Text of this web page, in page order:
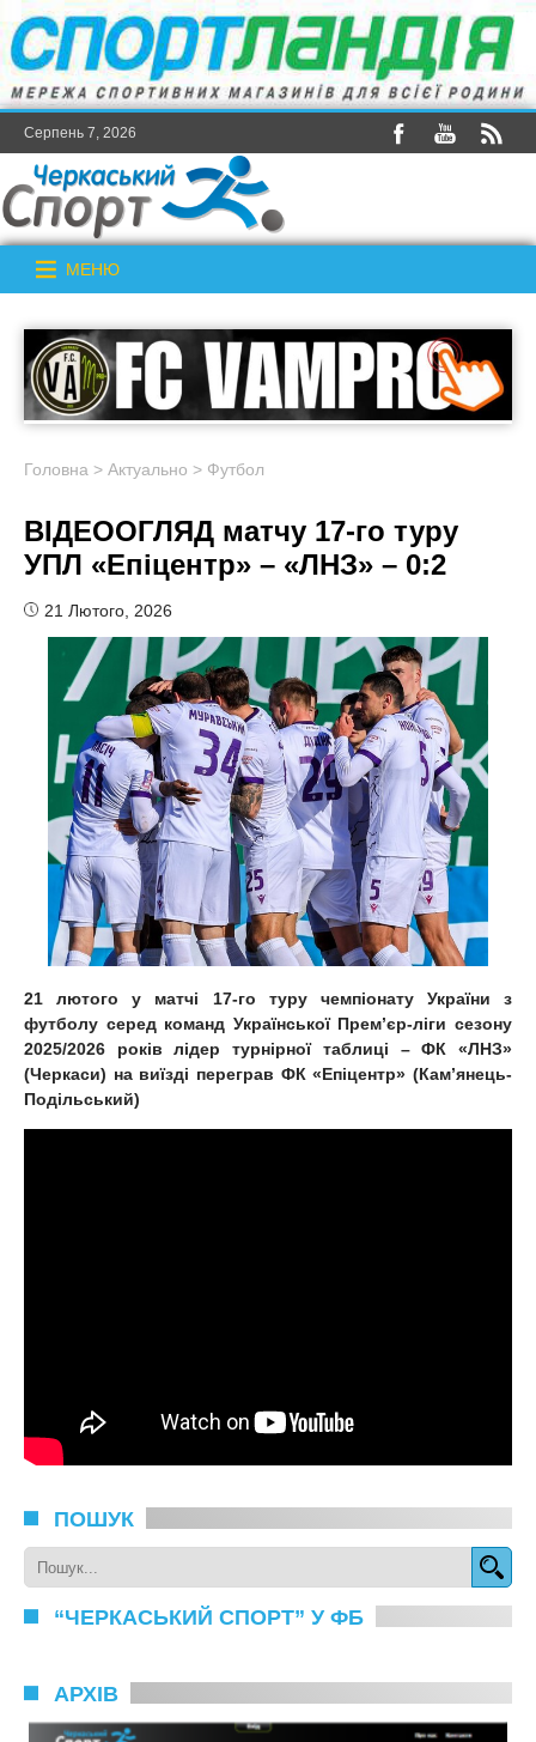
Серпень 7, 2026
МЕНЮ
Головна > Актуально > Футбол
ВІДЕООГЛЯД матчу 17-го туру
УПЛ «Епіцентр» – «ЛНЗ» – 0:2
21 Лютого, 2026
21 лютого у матчі 17-го туру чемпіонату України з
футболу серед команд Української Прем’єр-ліги сезону
2025/2026 років лідер турнірної таблиці – ФК «ЛНЗ»
(Черкаси) на виїзді переграв ФК «Епіцентр» (Кам’янець-
Подільський)
ПОШУК
“ЧЕРКАСЬКИЙ СПОРТ” У ФБ
АРХІВ